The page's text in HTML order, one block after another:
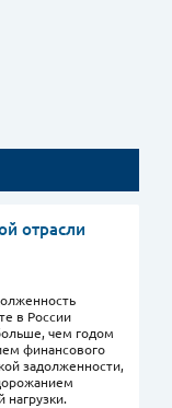
отрасли
в России
чем годом
финансового
задолженности,
нагрузки.